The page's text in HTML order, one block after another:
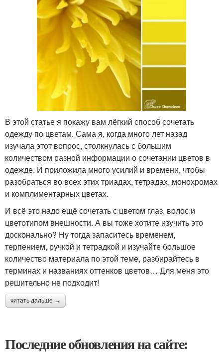
В этой статье я покажу вам лёгкий способ сочетать
одежду по цветам. Сама я, когда много лет назад
изучала этот вопрос, столкнулась с большим
количеством разной информации о сочетании цветов в
одежде. И приложила много усилий и времени, чтобы
разобраться во всех этих триадах, тетрадах, монохромах
и комплиментарных цветах.
И всё это надо ещё сочетать с цветом глаз, волос и
цветотипом внешности. А вы тоже хотите изучить это
досконально? Ну тогда запаситесь временем,
терпением, ручкой и тетрадкой и изучайте большое
количество материала по этой теме, разбирайтесь в
терминах и названиях оттенков цветов… Для меня это
решительно не подходит!
читать дальше →
Последние обновления на сайте: